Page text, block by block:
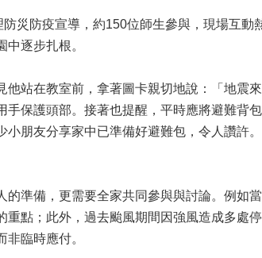
災防疫宣導，約150位師生參與，現場互動
逐步扎根。
站在教室前，拿著圖卡親切地說：「地震
保護頭部。接著也提醒，平時應將避難背
朋友分享家中已準備好避難包，令人讚許
準備，更需要全家共同參與與討論。例如
點；此外，過去颱風期間因強風造成多處
臨時應付。